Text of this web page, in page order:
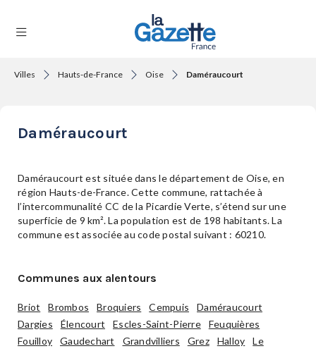
FORMATS
SERVICES
LA
Villes Hauts-de-France Oise Daméraucourt
Daméraucourt
Daméraucourt est située dans le département de Oise, en
région Hauts-de-France. Cette commune, rattachée à
l’intercommunalité CC de la Picardie Verte, s’étend sur une
superficie de 9 km². La population est de 198 habitants. La
commune est associée au code postal suivant : 60210.
Communes aux alentours
Briot Brombos Broquiers Cempuis
Daméraucourt
Dargies
Élencourt Escles-Saint-Pierre
Feuquières
Fouilloy
Gaudechart Grandvilliers Grez Halloy
Le